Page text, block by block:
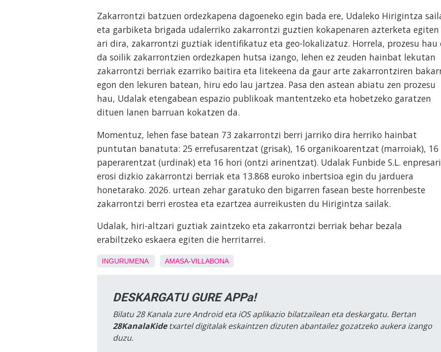
Zakarrontzi batzuen ordezkapena dagoeneko egin bada ere, Udaleko Hirigintza
eta garbiketa brigada udalerriko zakarrontzi guztien kokapenaren azterketa egiten
ari dira, zakarrontzi guztiak identifikatuz eta geo-lokalizatuz. Horrela, prozesu hau
da soilik zakarrontzien ordezkapen hutsa izango, lehen ez zeuden hainbat lekutan
zakarrontzi berriak ezarriko baitira eta litekeena da gaur arte zakarrontziren
egon den lekuren batean, hiru edo lau jartzea. Pasa den astean abiatu zen prozesu
hau, Udalak etengabean espazio publikoak mantentzeko eta hobetzeko garatzen
dituen lanen barruan kokatzen da.
Momentuz, lehen fase batean 73 zakarrontzi berri jarriko dira herriko hainbat
puntutan banatuta: 25 errefusarentzat (grisak), 16 organikoarentzat (marroiak), 16
paperarentzat (urdinak) eta 16 hori (ontzi arinentzat). Udalak Funbide S.L. enpresari
erosi dizkio zakarrontzi berriak eta 13.868 euroko inbertsioa egin du jarduera
honetarako. 2026. urtean zehar garatuko den bigarren fasean beste horrenbeste
zakarrontzi berri erostea eta ezartzea aurreikusten du Hirigintza sailak.
Udalak, hiri-altzari guztiak zaintzeko eta zakarrontzi berriak behar bezala
erabiltzeko eskaera egiten die herritarrei.
INGURUMENA AMASA-VILLABONA
DESKARGATU GURE APPa!
Bilatu 28 Kanala zure Android eta iOS aplikazio bilatzailean eta deskargatu. Bertan
28KanalaKidetxartel digitalak eskaintzen dizuten abantailez gozatzeko aukera izango
duzu.